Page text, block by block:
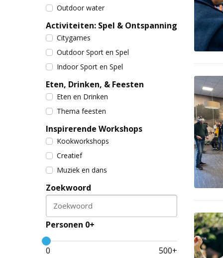
Outdoor water
Activiteiten: Spel & Ontspanning
Citygames
Outdoor Sport en Spel
Indoor Sport en Spel
Eten, Drinken, & Feesten
Eten en Drinken
Thema feesten
Inspirerende Workshops
Kookworkshops
Creatief
Muziek en dans
Zoekwoord
Zoekwoord
Personen 0+
0 500+